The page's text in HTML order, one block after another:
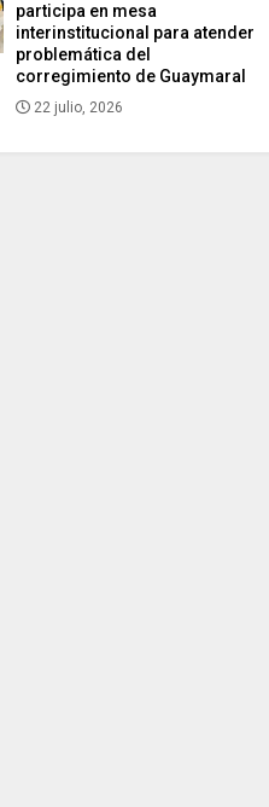
participa en mesa
interinstitucional para atender
problemática del
corregimiento de Guaymaral
22 julio, 2026